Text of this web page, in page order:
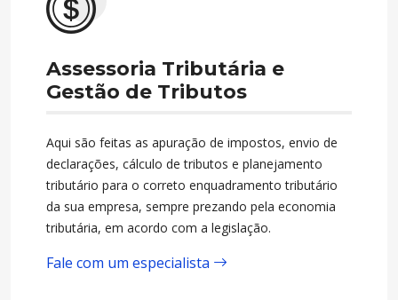
Assessoria Tributária e
Gestão de Tributos
Aqui são feitas as apuração de impostos, envio de
declarações, cálculo de tributos e planejamento
tributário para o correto enquadramento tributário
da sua empresa, sempre prezando pela economia
tributária, em acordo com a legislação.
Fale com um especialista